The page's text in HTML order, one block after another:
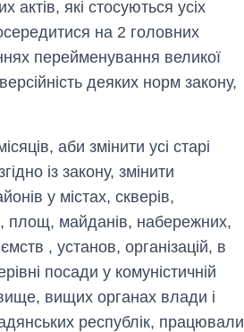
актів, які стосуються усіх
на 2 головних
перейменування великої
деяких норм закону,
аби змінити усі старі
із закону, змінити
у містах, скверів,
площ, майданів, набережних,
, установ, організацій, в
посади у комуністичній
вищих органах влади і
республік, працювали